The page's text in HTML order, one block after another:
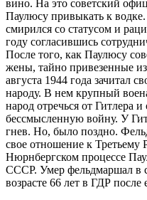
вино. На это советский
Паулюсу привыкать к
смирился со статусом и
году согласившись
После того, как Паулюсу
жены, тайно привезенные
августа 1944 года зачитал
народу. В нем крупный
народ отречься от Гитлера
бессмысленную войну. У
гнев. Но, было поздно.
свое отношение к Третьему
Нюрнбергском процессе
СССР. Умер фельдмаршал в
возрасте 66 лет в ГДР